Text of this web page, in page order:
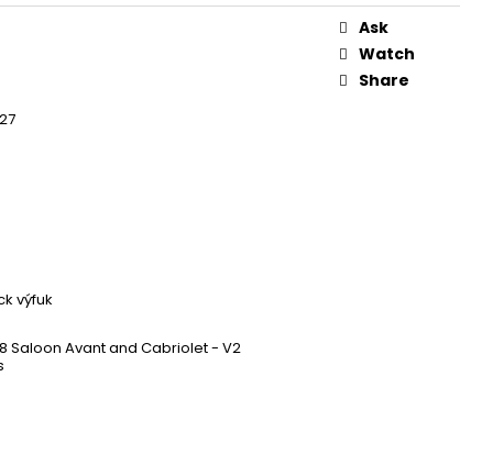
výfuk
Saloon Avant and Cabriolet - V2
Ask
Watch
Share